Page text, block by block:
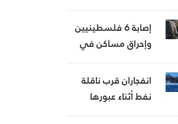
عسكرية للجيش
الأوكراني قبالة
أوديسا
إصابة 6 فلسطينيين
وإحراق مساكن في
جنوب الخليل
انفجاران قرب ناقلة
نفط أثناء عبورها